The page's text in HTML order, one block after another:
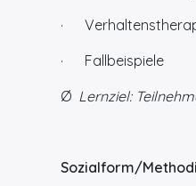
·
· Fallbeispiele
Ø Lernziel:
Sozialform/